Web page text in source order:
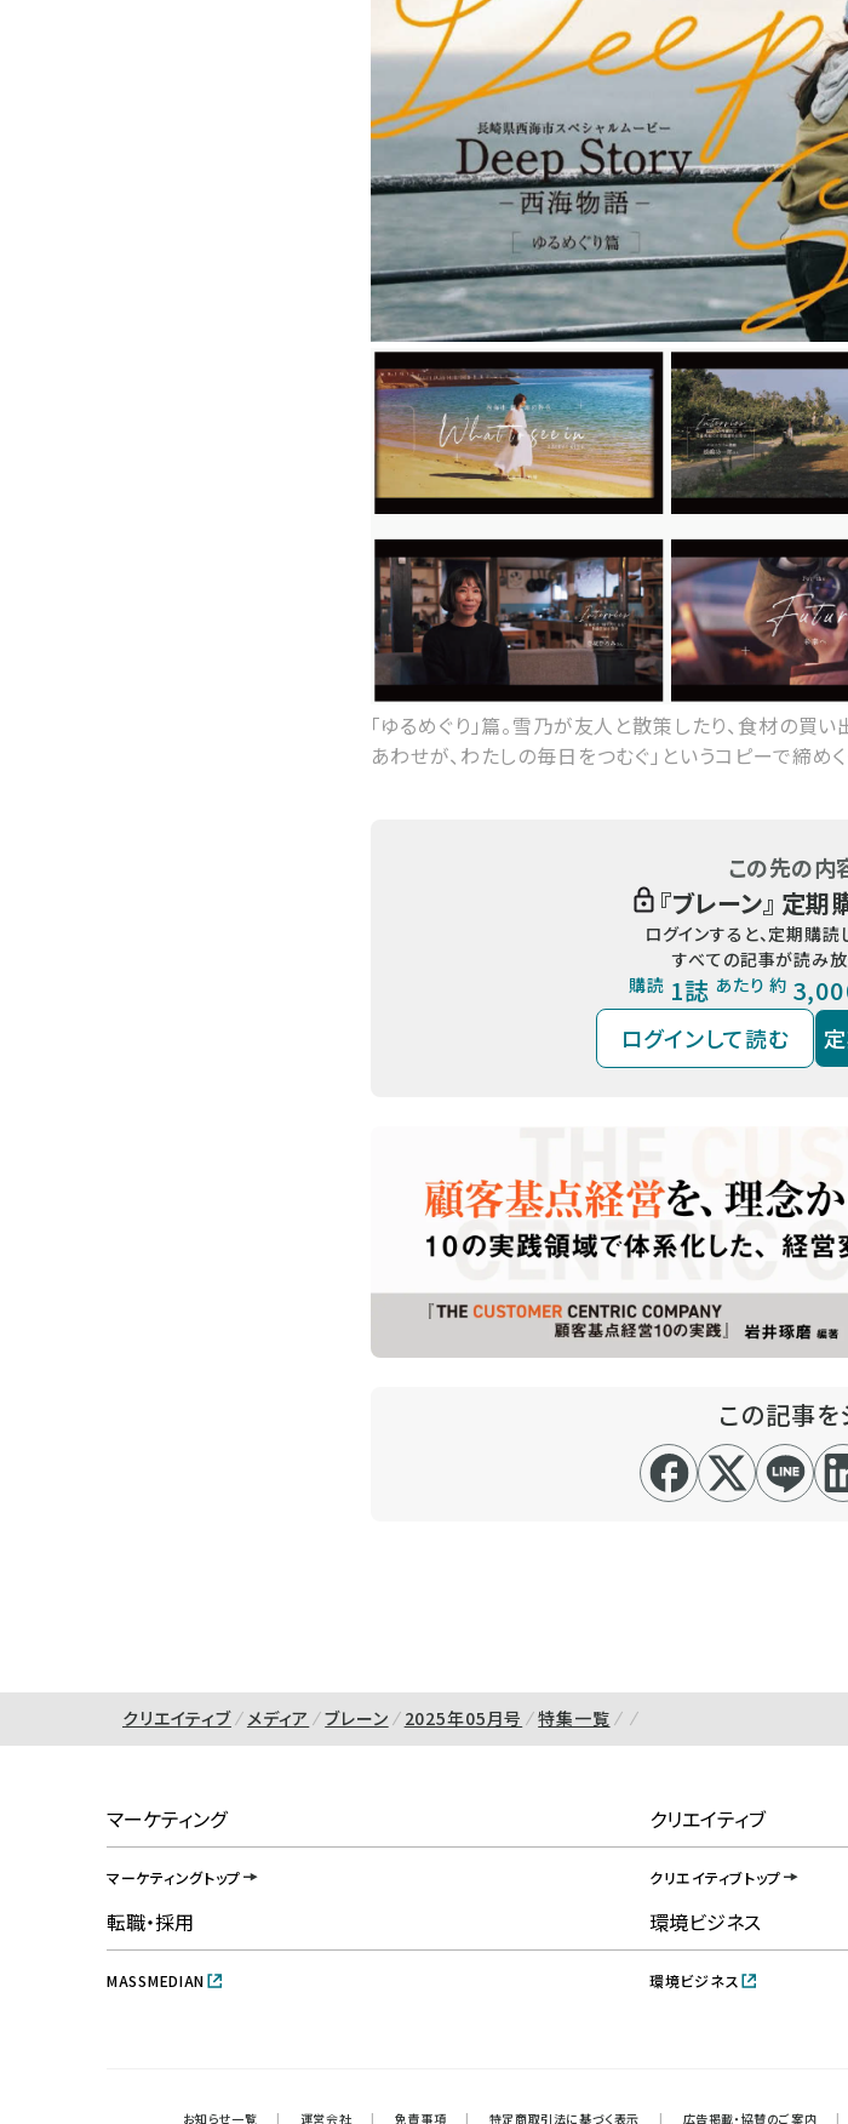
「ゆるめぐり」篇。雪乃が友人と散策したり、食材の買
あわせが、わたしの毎日をつむぐ」というコピーで締め
この先の内
『ブレーン』 定期
ログインすると、定期購読
すべての記事が読み放
購読 1誌 あたり 約
ログインして読む
この記事を
クリエイティブ メディア ブレーン 2025年05月号 特集一覧
マーケティング
マーケティングトップ
クリエイティブ
クリエイティブトップ
転職・採用
MASSMEDIAN
環境ビジネス
環境ビジネス
お知らせ一覧 | 運営会社 | 免責事項 | 特定商取引法に基づく表示 | 広告掲載・協賛のご案内 |